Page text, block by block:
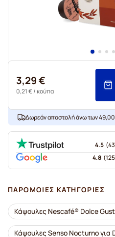
3,29 €
0,21 €/ κούπα
Δωρεάν αποστολή άνω των
4.5 (
4.8 (
ΠΑΡΌΜΟΙΕΣ ΚΑΤΗΓΟΡΊΕΣ
Κάψουλες Nescafé® Dolce
Κάψουλες Senso Nocturno για